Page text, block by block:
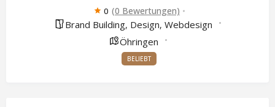
0 (0 Bewertungen)
Brand Building, Design, Webdesign
Öhringen
BELIEBT